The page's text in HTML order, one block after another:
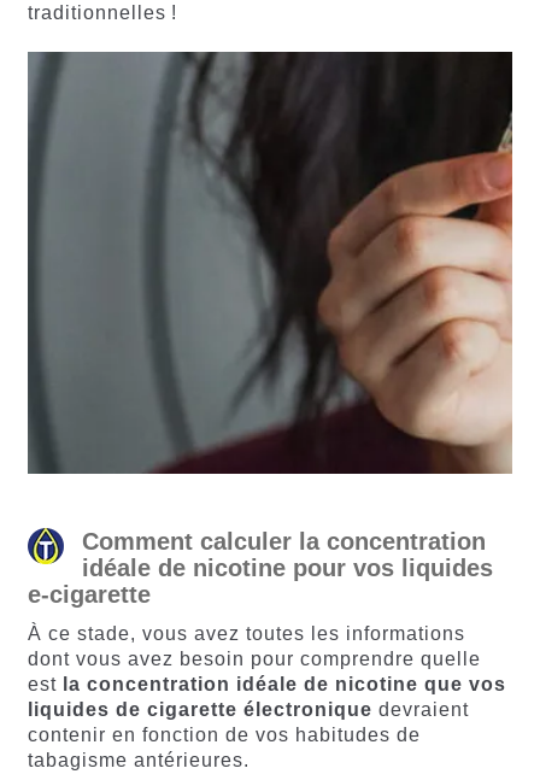
traditionnelles !
Comment calculer la concentration
idéale de nicotine pour vos liquides
e-cigarette
À ce stade, vous avez toutes les informations
dont vous avez besoin pour comprendre quelle
est la concentration idéale de nicotine que vos
liquides de cigarette électronique devraient
contenir en fonction de vos habitudes de
tabagisme antérieures.